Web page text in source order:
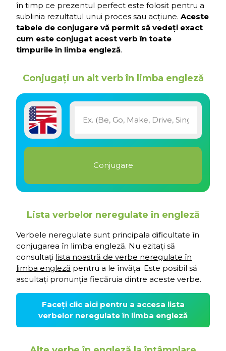
în timp ce prezentul perfect este folosit pentru a
sublinia rezultatul unui proces sau acțiune. Aceste
tabele de conjugare vă permit să vedeți exact
cum este conjugat acest verb în toate
timpurile în limba engleză.
Conjugați un alt verb în limba engleză
Lista verbelor neregulate în engleză
Verbele neregulate sunt principala dificultate în
conjugarea în limba engleză. Nu ezitați să
consultați lista noastră de verbe neregulate în
limba engleză pentru a le învăța. Este posibil să
ascultați pronunția fiecăruia dintre aceste verbe.
Faceți clic aici pentru a accesa lista
verbelor neregulate în limba engleză